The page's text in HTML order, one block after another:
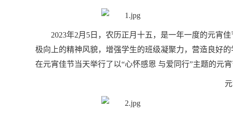
2023年2月5日，农历正月十五，是一年一度的元宵
极向上的精神风貌，增强学生的班级凝聚力，营造良好
在元宵佳节当天举行了以“心怀感恩 与爱同行”主题的元宵